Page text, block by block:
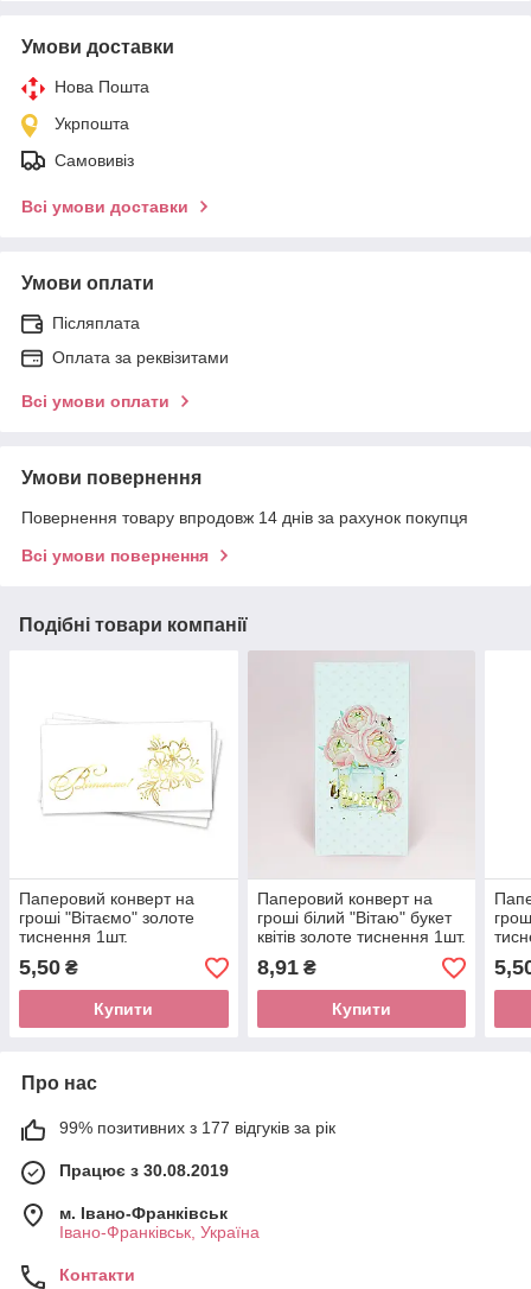
Умови доставки
Нова Пошта
Укрпошта
Самовивіз
Всі умови доставки
Умови оплати
Післяплата
Оплата за реквізитами
Всі умови оплати
Умови повернення
Повернення товару впродовж 14 днів за рахунок покупця
Всі умови повернення
Подібні товари компанії
Паперовий конверт на
гроші "Вітаємо" золоте
тиснення 1шт.
5,50 ₴
Купити
Паперовий конверт на
гроші білий "Вітаю" букет
квітів золоте тиснення 1шт.
8,91₴
Купити
Про нас
99% позитивних з 177 відгуків за рік
Працює з 30.08.2019
м. Івано-Франківськ
Івано-Франківськ, Україна
Контакти